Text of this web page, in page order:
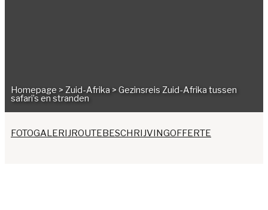
Homepage > Zuid-Afrika > Gezinsreis Zuid-Afrika tussen
safari’s en stranden
FOTOGALERIJROUTEBESCHRIJVINGOFFERTE